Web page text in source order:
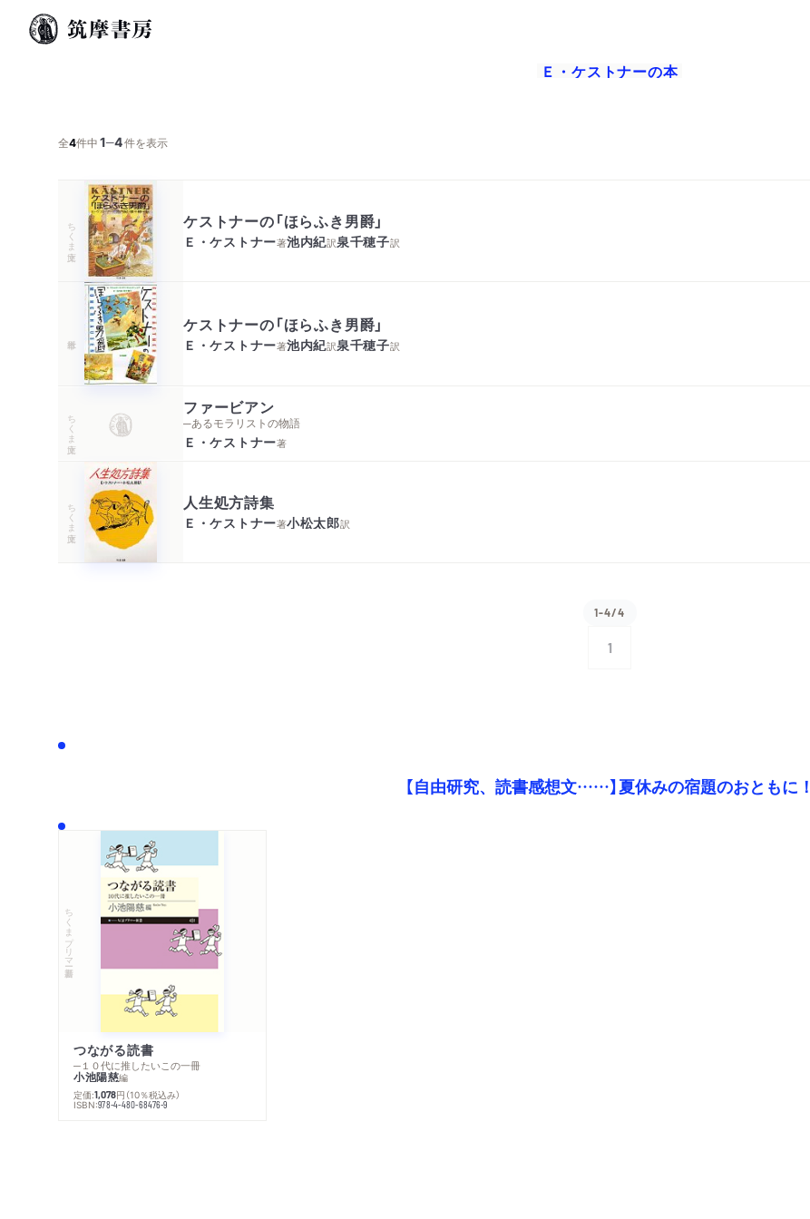
Ｅ・ケストナーの本
全4件中1─4件を表示
ちくま文庫 ケストナーの「ほらふき男爵」
Ｅ・ケストナー著池内紀訳泉千穂子訳
ケストナーの「ほらふき男爵」
Ｅ・ケストナー著池内紀訳泉千穂子訳
ちくま文庫
ファービアン
─あるモラリストの物語
Ｅ・ケストナー著
ちくま文庫 人生処方詩集
Ｅ・ケストナー著小松太郎訳
1-4/4
1
【自由研究、読書感想文……】夏休みの宿題のおともに！
ちくまプリマー新書
つながる読書
─１０代に推したいこの一冊
小池陽慈編
定価:1,078円 （10％税込み）
ISBN:978-4-480-68476-9